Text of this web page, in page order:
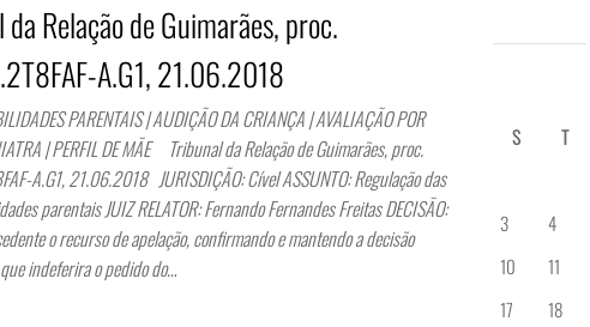
Relação de Guimarães, proc.
A.G1, 21.06.2018
PARENTAIS | AUDIÇÃO DA CRIANÇA | AVALIAÇÃO POR
| PERFIL DE MÃE Tribunal da Relação de Guimarães, proc.
A.G1, 21.06.2018 JURISDIÇÃO: Cível ASSUNTO: Regulação das
parentais JUIZ RELATOR: Fernando Fernandes Freitas DECISÃO:
o recurso de apelação, confirmando e mantendo a decisão
indeferira o pedido do…
S
T
3
4
10
11
17
18